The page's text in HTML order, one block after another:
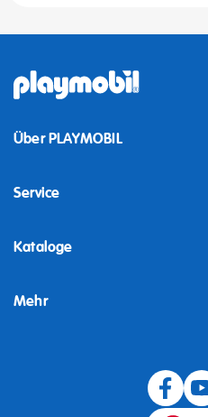
Über PLAYMOBIL
Service
Kataloge
Mehr